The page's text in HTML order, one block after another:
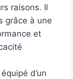
raisons. Il
grâce à une
et
d’un